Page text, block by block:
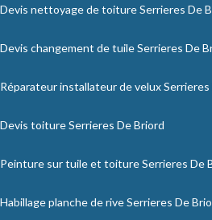
Devis nettoyage de toiture Serrieres De
Devis changement de tuile Serrieres De
Réparateur installateur de velux Serrieres
Devis toiture Serrieres De Briord
Peinture sur tuile et toiture Serrieres De
Habillage planche de rive Serrieres De